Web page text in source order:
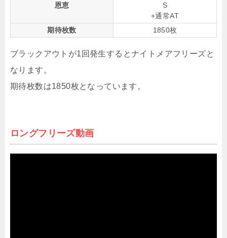
恩恵
S
+通常AT
期待枚数
1850枚
ブラックアウトが1回発生するとナイトメアフリーズと
なります。
期待枚数は1850枚となっています。
ロングフリーズ動画